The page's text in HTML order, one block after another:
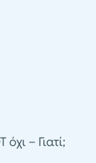
– Γιατί;